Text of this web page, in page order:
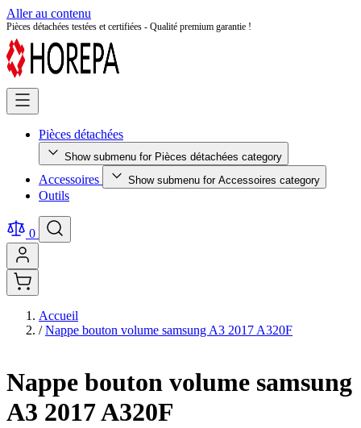
Aller au contenu
Retour facile sous 14 jours - Achetez en toute sérénité !
Pièces détachées
Show submenu for Pièces détachées category
Accessoires Show submenu for Accessoires category
Outils
0
Accueil
/ Nappe bouton volume samsung A3 2017 A320F
Nappe bouton volume samsung
A3 2017 A320F